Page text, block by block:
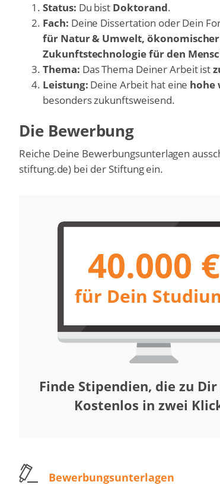
Status: Du bist Doktorand.
Fach: Deine Dissertation oder Dein
für Natur & Umwelt,
Zukunftstechnologie für den
Thema: Das Thema Deiner Arbeit ist
Leistung: Deine Arbeit hat eine hohe
besonders zukunftsweisend.
Die Bewerbung
Reiche Deine Bewerbungsunterlagen
stiftung.de) bei der Stiftung ein.
40.000 €
für Dein
Finde Stipendien, die zu Dir
Kostenlos in zwei
Bewerbungsunterlagen